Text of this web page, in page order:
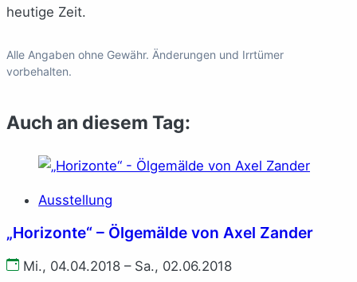
heutige Zeit.
Alle Angaben ohne Gewähr. Änderungen und Irrtümer
vorbehalten.
Auch an diesem Tag:
Ausstellung
„Horizonte“ – Ölgemälde von Axel Zander
Mi., 04.04.2018 – Sa., 02.06.2018